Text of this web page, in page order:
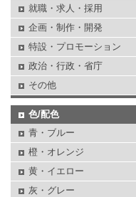
就職・求人・採用
企画・制作・開発
特設・プロモーション
政治・行政・省庁
その他
色/配色
青・ブルー
橙・オレンジ
黄・イエロー
灰・グレー